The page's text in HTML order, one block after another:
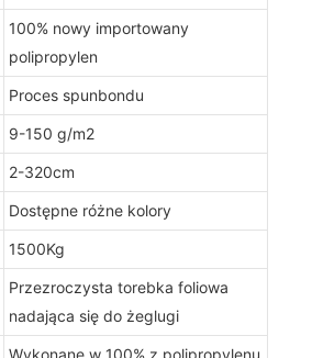
100% nowy importowany
polipropylen
Proces spunbondu
9-150 g/m2
2-320cm
Dostępne różne kolory
1500Kg
Przezroczysta torebka foliowa
nadająca się do żeglugi
Wykonane w 100% z polipropylenu